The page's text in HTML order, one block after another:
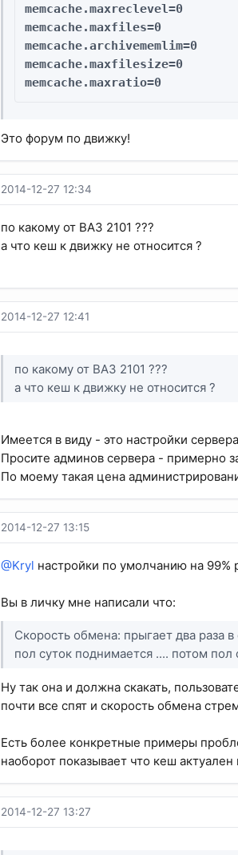
memcache.maxreclevel=0
memcache.maxfiles=0
memcache.archivememlim=0
memcache.maxfilesize=0
memcache.maxratio=0
Это форум по движку!
2014-12-27 12:34
по какому от ВАЗ 2101 ???
а что кеш к движку не относится ?
2014-12-27 12:41
по какому от ВАЗ 2101 ???
а что кеш к движку не относится ?
Имеется в виду - это настройки
Просите админов сервера - примерно
По моему такая цена
2014-12-27 13:15
@Kryl настройки по умолчанию на
Вы в личку мне написали что:
Скорость обмена: прыгает два раза в
пол суток поднимается .... потом пол
Ну так она и должна скакать,
почти все спят и скорость обмена
Есть более конкретные примеры
наоборот показывает что кеш
2014-12-27 13:27